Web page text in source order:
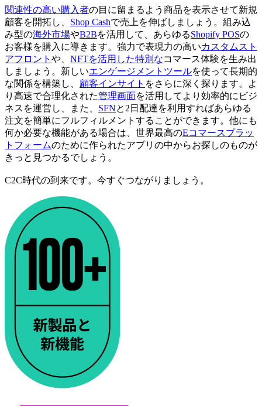
関連性の高い購入者の目に留まるよう商品を表示させて新規
顧客を開拓し、 Shop Cashで売上を伸ばしましょう。組み込
み型の海外市場やB2Bを活用して、あらゆるShopify POSの
お客様を購入に導きます。強力で表現力の高いカスタムスト
アフロント や、 NFTを活用した特別なコマース体験を生み出
しましょう。新しいエンゲージメントツールを使って長期的
な関係を構築し、 顧客インサイト をさらに深く探ります。よ
り高速で合理化された管理画面を活用してより効率的にビジ
ネスを運営し、また、 SFNと2日配達を利用すればあらゆる
注文を簡単にフルフィルメントすることができます。他にも
何か必要な機能がある場合は、世界最高のEコマースプラッ
トフォームのために作られたアプリの中からお探しのものが
きっと見つかるでしょう。
C2C時代の到来です。今すぐつながりましょう。